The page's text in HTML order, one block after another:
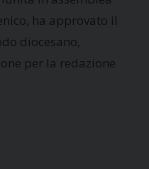
ha approvato il
diocesano,
per la redazione